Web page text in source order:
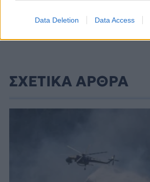
Data Deletion Data Access
ΣΧΕΤΙΚΑ ΑΡΘΡΑ